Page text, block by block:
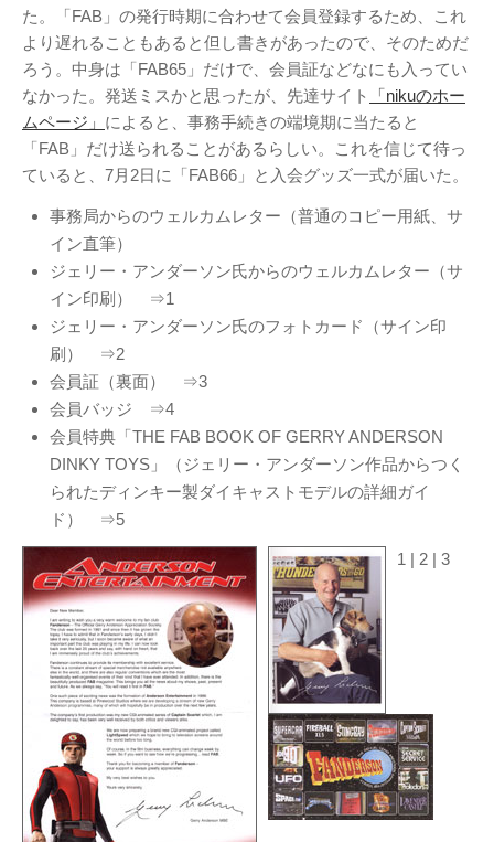
ごろなお通信
ギャラリー猫町
（Facebook）
謎の円盤UFO
FANDERSON
）
The Official Gerry
Anderson Website
UFO Series Home Page
UFO Series Home
Page（Facebook）
S.H.A.D.O. Research
Labs
THE ART OF
UFO（Facebook）
Anderson Japanese
Information
特撮 プロップス 倉庫
ペンギン貿易
ムラタ有子
GALLERY SIDE
2（Facebook）
た。「FAB」の発行時期に合わせて会員登録するため、これ
より遅れることもあると但し書きがあったので、そのためだ
ろう。中身は「FAB65」だけで、会員証などなにも入ってい
なかった。発送ミスかと思ったが、先達サイト
「nikuのホー
ムページ」 によると、事務手続きの端境期に当たると
「FAB」だけ送られることがあるらしい。これを信じて待っ
ていると、7月2日に「FAB66」と入会グッズ一式が届いた。
事務局からのウェルカムレター（普通のコピー用紙、サ
イン直筆）
ジェリー・アンダーソン氏からのウェルカムレター（サ
イン印刷） ⇒1
ジェリー・アンダーソン氏のフォトカード（サイン印
刷） ⇒2
会員証（裏面） ⇒3
会員バッジ ⇒4
会員特典「THE FAB BOOK OF GERRY ANDERSON
DINKY TOYS」（ジェリー・アンダーソン作品からつく
られたディンキー製ダイキャストモデルの詳細ガイ
ド） ⇒5
1 | 2 | 3